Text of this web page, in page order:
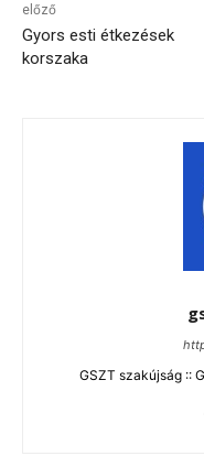
előző
Gyors esti étkezések
korszaka
GSZT szakújság ::